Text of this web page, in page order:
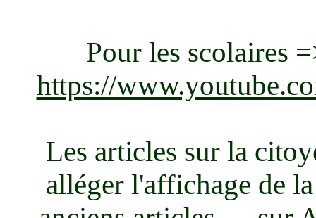
Pour les scolaires
https://
Les articles sur la
alléger l'affichage de